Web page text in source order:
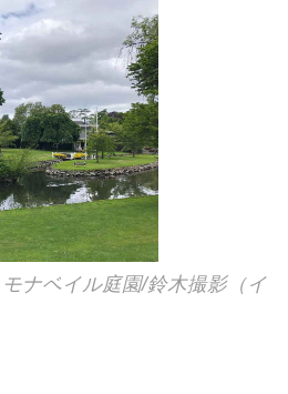
ナベイル庭園/鈴木撮影（イ